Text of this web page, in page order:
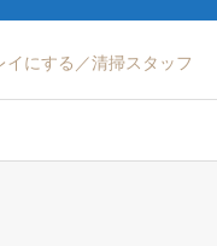
イにする／清掃スタッフ